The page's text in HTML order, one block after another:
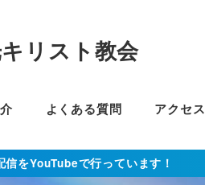
リスト教会
よくある質問 アクセス
信をYouTubeで行っています！